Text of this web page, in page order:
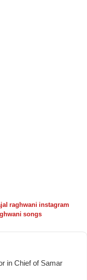
raghwani instagram
songs
in Chief of Samar